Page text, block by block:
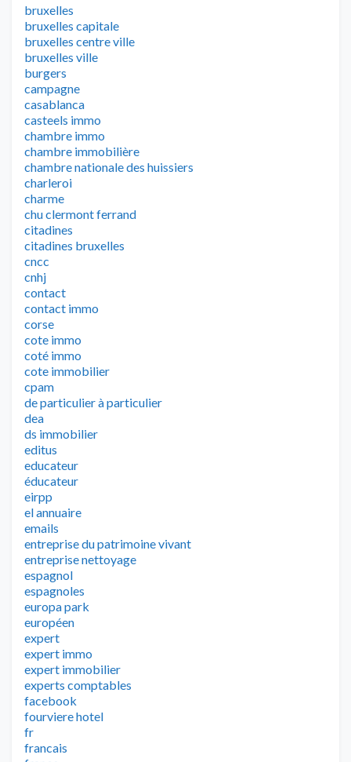
bruxelles
bruxelles capitale
bruxelles centre ville
bruxelles ville
burgers
campagne
casablanca
casteels immo
chambre immo
chambre immobilière
chambre nationale des huissiers
charleroi
charme
chu clermont ferrand
citadines
citadines bruxelles
cncc
cnhj
contact
contact immo
corse
cote immo
coté immo
cote immobilier
cpam
de particulier à particulier
dea
ds immobilier
editus
educateur
éducateur
eirpp
el annuaire
emails
entreprise du patrimoine vivant
entreprise nettoyage
espagnol
espagnoles
europa park
européen
expert
expert immo
expert immobilier
experts comptables
facebook
fourviere hotel
fr
francais